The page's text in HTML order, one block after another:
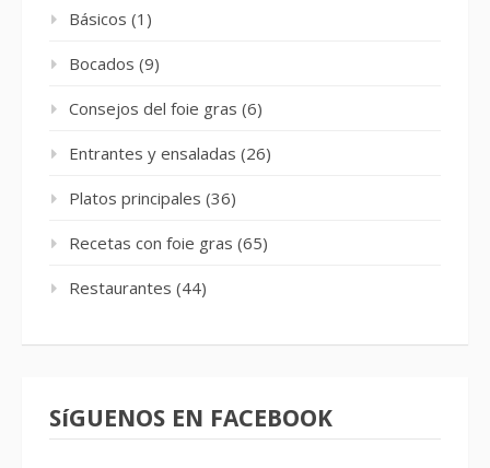
Básicos (1)
Bocados (9)
Consejos del foie gras (6)
Entrantes y ensaladas (26)
Platos principales (36)
Recetas con foie gras (65)
Restaurantes (44)
SíGUENOS EN FACEBOOK